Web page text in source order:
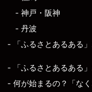
- 神戸・阪神
- 丹波
- 「ふるさとあるある
- 「ふるさとあるある
- 何が始まるの？「な